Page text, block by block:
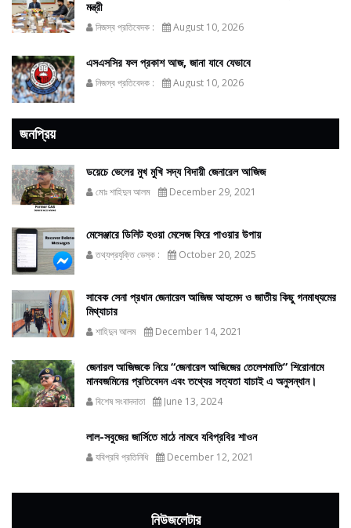
মন্ত্রী
নিজস্ব প্রতিবেদক : August 10, 2026
এসএসসির ফল প্রকাশ আজ, জানা যাবে যেভাবে
নিজস্ব প্রতিবেদক : August 10, 2026
জনপ্রিয়
ডয়েচে ভেলের মুখ মুখি সদ্য বিদায়ী জেনারেল আজিজ
মোঃ শাহিদুন আলম December 29, 2021
মেসেঞ্জারে ডিলিট হওয়া মেসেজ ফিরে পাওয়ার উপায়
তথ্যপ্রযুক্তি ডেস্ক : October 20, 2025
সাবেক সেনা প্রধান জেনারেল আজিজ আহমেদ ও জাতীয় কিছু গনমাধ্যমের
মিথ্যাচার
শাহিদুন আলম December 14, 2021
জেনারল আজিজকে নিয়ে “জেনারেল আজিজের তেলেশমাতি” শিরোনামে
মানবজমিনের প্রতিবেদন এবং তথ্যের সত্যতা যাচাই এ অনুসন্ধান।
বিশেষ সংবাদদাতা June 13, 2024
লাল-সবুজের জার্সিতে মাঠে নামবে যবিপ্রবির শাওন
যবিপ্রবি প্রতিনিধি December 12, 2021
নিউজলেটার